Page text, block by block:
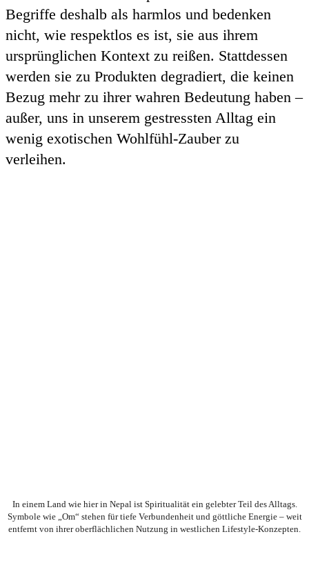
Begriffe deshalb als harmlos und bedenken
nicht, wie respektlos es ist, sie aus ihrem
ursprünglichen Kontext zu reißen. Stattdessen
werden sie zu Produkten degradiert, die keinen
Bezug mehr zu ihrer wahren Bedeutung haben –
außer, uns in unserem gestressten Alltag ein
wenig exotischen Wohlfühl-Zauber zu
verleihen.
In einem Land wie hier in Nepal ist Spiritualität ein gelebter Teil des Alltags.
Symbole wie „Om“ stehen für tiefe Verbundenheit und göttliche Energie – weit
entfernt von ihrer oberflächlichen Nutzung in westlichen Lifestyle-Konzepten.